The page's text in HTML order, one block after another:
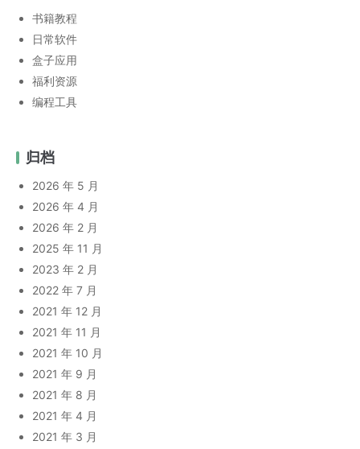
书籍教程
日常软件
盒子应用
福利资源
编程工具
归档
2026 年 5 月
2026 年 4 月
2026 年 2 月
2025 年 11 月
2023 年 2 月
2022 年 7 月
2021 年 12 月
2021 年 11 月
2021 年 10 月
2021 年 9 月
2021 年 8 月
2021 年 4 月
2021 年 3 月